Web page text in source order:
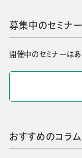
募集中のセミナー
開催中のセミナーはあ
おすすめのコラム